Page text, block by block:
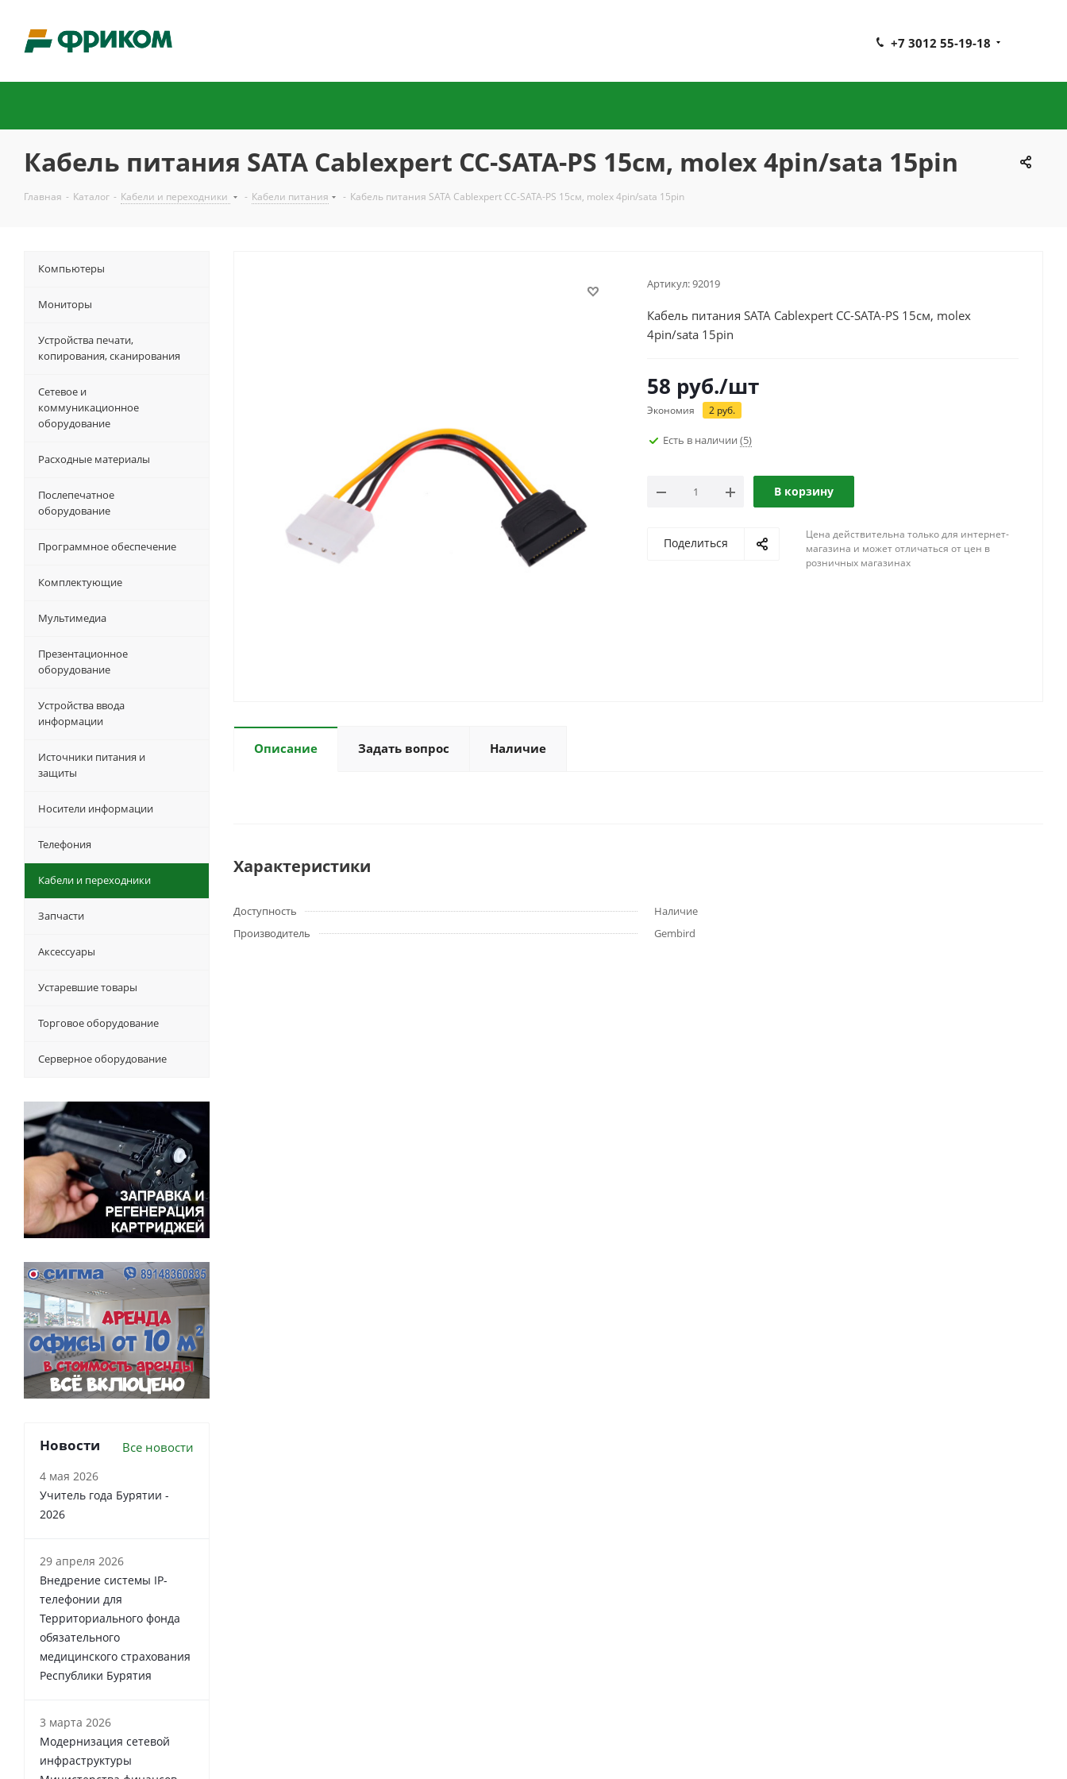
+7 3012 55-19-18
Кабель питания SATA Cablexpert CC-SATA-PS 15см, molex 4pin/sata 15pin
Главная - Каталог - Кабели и переходники - Кабели питания - Кабель питания SATA Cablexpert CC-SATA-PS 15см, molex 4pin/sata 15pin
Артикул:92019
Кабель питания SATA Cablexpert CC-SATA-PS 15см, molex
4pin/sata 15pin
58 руб./шт
Экономия 2 руб.
Есть в наличии (5)
В корзину
Поделиться
Цена действительна только для интернет-
магазина и может отличаться от цен в
розничных магазинах
Описание Задать вопрос Наличие
Характеристики
Доступность
Наличие
Производитель
Gembird
Компьютеры
Мониторы
Устройства печати,
копирования, сканирования
Сетевое и
коммуникационное
оборудование
Расходные материалы
Послепечатное
оборудование
Программное обеспечение
Комплектующие
Мультимедиа
Презентационное
оборудование
Устройства ввода
информации
Источники питания и
защиты
Носители информации
Телефония
Кабели и переходники
Запчасти
Аксессуары
Устаревшие товары
Торговое оборудование
Серверное оборудование
Новости Все новости
4 мая 2026
Учитель года Бурятии -
2026
29 апреля 2026
Внедрение системы IP-
телефонии для
Территориального фонда
обязательного
медицинского страхования
Республики Бурятия
3 марта 2026
Модернизация сетевой
инфраструктуры